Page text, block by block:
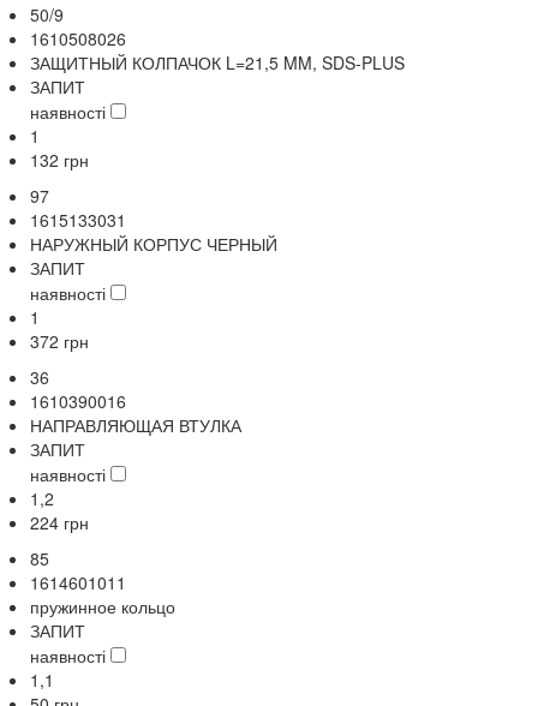
50/9
1610508026
ЗАЩИТНЫЙ КОЛПАЧОК L=21,5 MM, SDS-PLUS
ЗАПИТ
наявності
1
132 грн
97
1615133031
НАРУЖНЫЙ КОРПУС ЧЕРНЫЙ
ЗАПИТ
наявності
1
372 грн
36
1610390016
НАПРАВЛЯЮЩАЯ ВТУЛКА
ЗАПИТ
наявності
1,2
224 грн
85
1614601011
пружинное кольцо
ЗАПИТ
наявності
1,1